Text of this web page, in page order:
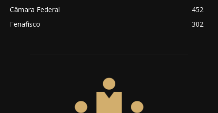
Câmara Federal
452
Fenafisco
302